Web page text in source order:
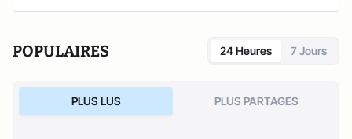
POPULAIRES 24 Heures 7 Jours
PLUS LUS PLUS PARTAGES